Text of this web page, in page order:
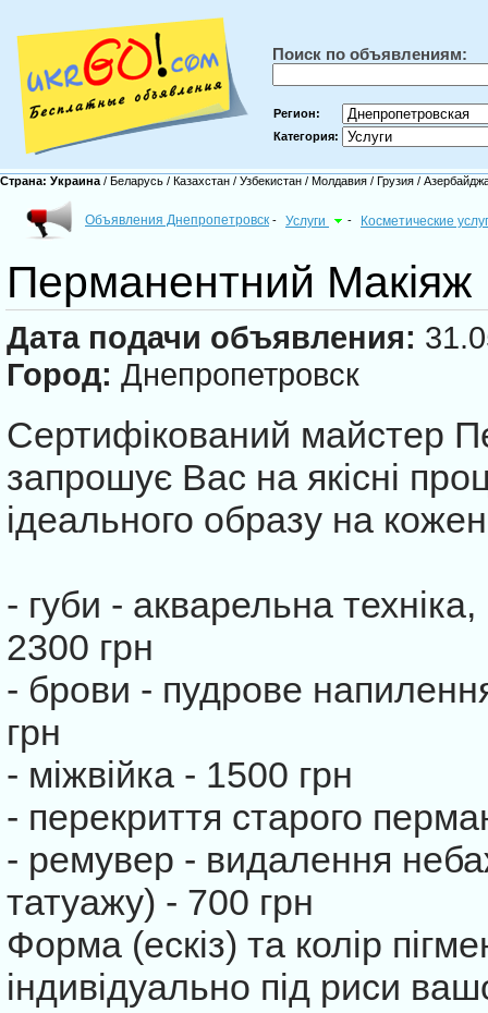
Поиск по объявлениям:
Регион:
Категория:
Страна: Украина / Беларусь / Казахстан / Узбекистан / Молдавия / Грузия /
Объявления Днепропетровск - Услуги - Косметические
Перманентний Макіяж
Дата подачи объявления:
Город: Днепропетровск
Сертифікований майстер
запрошує Вас на якісні
ідеального образу на
- губи - акварельна
2300 грн
- брови - пудрове
грн
- міжвійка - 1500 грн
- перекриття старого
- ремувер - видалення
татуажу) - 700 грн
Форма (ескіз) та колір
індивідуально під риси